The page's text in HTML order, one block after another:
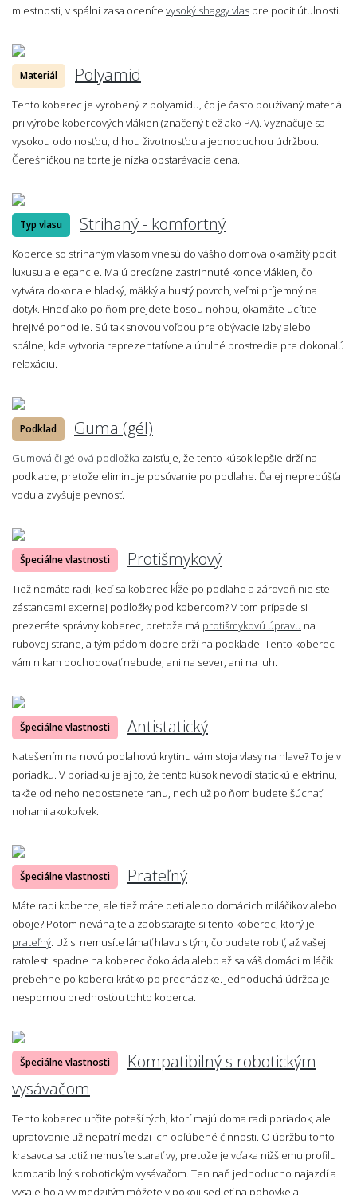
miestnosti, v spálni zasa oceníte vysoký shaggy vlas pre pocit útulnosti.
Materiál Polyamid
Tento koberec je vyrobený z polyamidu, čo je často používaný materiál
pri výrobe kobercových vlákien (značený tiež ako PA). Vyznačuje sa
vysokou odolnosťou, dlhou životnosťou a jednoduchou údržbou.
Čerešničkou na torte je nízka obstarávacia cena.
Typ vlasu Strihaný - komfortný
Koberce so strihaným vlasom vnesú do vášho domova okamžitý pocit
luxusu a elegancie. Majú precízne zastrihnuté konce vlákien, čo
vytvára dokonale hladký, mäkký a hustý povrch, veľmi príjemný na
dotyk. Hneď ako po ňom prejdete bosou nohou, okamžite ucítite
hrejivé pohodlie. Sú tak snovou voľbou pre obývacie izby alebo
spálne, kde vytvoria reprezentatívne a útulné prostredie pre dokonalú
relaxáciu.
Podklad Guma (gél)
Gumová či gélová podložka zaisťuje, že tento kúsok lepšie drží na
podklade, pretože eliminuje posúvanie po podlahe. Ďalej neprepúšťa
vodu a zvyšuje pevnosť.
Špeciálne vlastnosti Protišmykový
Tiež nemáte radi, keď sa koberec kĺže po podlahe a zároveň nie ste
zástancami externej podložky pod kobercom? V tom prípade si
prezeráte správny koberec, pretože má protišmykovú úpravu na
rubovej strane, a tým pádom dobre drží na podklade. Tento koberec
vám nikam pochodovať nebude, ani na sever, ani na juh.
Špeciálne vlastnosti Antistatický
Natešením na novú podlahovú krytinu vám stoja vlasy na hlave? To je v
poriadku. V poriadku je aj to, že tento kúsok nevodí statickú elektrinu,
takže od neho nedostanete ranu, nech už po ňom budete šúchať
nohami akokoľvek.
Špeciálne vlastnosti Prateľný
Máte radi koberce, ale tiež máte deti alebo domácich miláčikov alebo
oboje? Potom neváhajte a zaobstarajte si tento koberec, ktorý je
prateľný. Už si nemusíte lámať hlavu s tým, čo budete robiť, až vašej
ratolesti spadne na koberec čokoláda alebo až sa váš domáci miláčik
prebehne po koberci krátko po prechádzke. Jednoduchá údržba je
nespornou prednosťou tohto koberca.
Špeciálne vlastnosti
Kompatibilný s robotickým
vysávačom
Tento koberec určite poteší tých, ktorí majú doma radi poriadok, ale
upratovanie už nepatrí medzi ich obľúbené činnosti. O údržbu tohto
krasavca sa totiž nemusíte starať vy, pretože je vďaka nižšiemu profilu
kompatibilný s robotickým vysávačom. Ten naň jednoducho najazdí a
vysaje ho a vy medzitým môžete v pokoji sedieť na pohovke a